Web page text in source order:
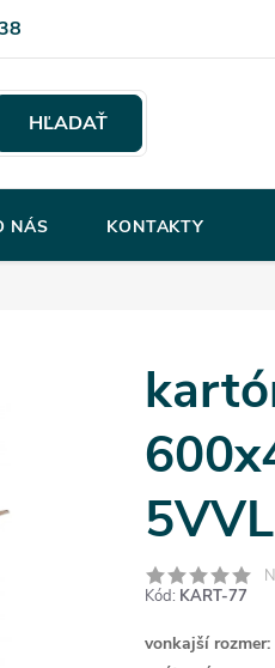
HĽADAŤ
NÁS KONTAKTY
5VVL
Kód: KART-77
vonkajší rozmer: